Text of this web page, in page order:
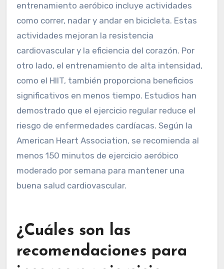
entrenamiento aeróbico incluye actividades
como correr, nadar y andar en bicicleta. Estas
actividades mejoran la resistencia
cardiovascular y la eficiencia del corazón. Por
otro lado, el entrenamiento de alta intensidad,
como el HIIT, también proporciona beneficios
significativos en menos tiempo. Estudios han
demostrado que el ejercicio regular reduce el
riesgo de enfermedades cardíacas. Según la
American Heart Association, se recomienda al
menos 150 minutos de ejercicio aeróbico
moderado por semana para mantener una
buena salud cardiovascular.